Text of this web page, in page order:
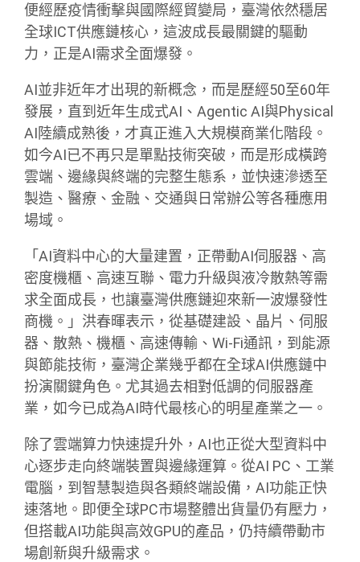
便經歷疫情衝擊與國際經貿變局，臺灣依然穩居
全球ICT供應鏈核心，這波成長最關鍵的驅動
力，正是AI需求全面爆發。
AI並非近年才出現的新概念，而是歷經50至60年
發展，直到近年生成式AI、Agentic AI與Physical
AI陸續成熟後，才真正進入大規模商業化階段。
如今AI已不再只是單點技術突破，而是形成橫跨
雲端、邊緣與終端的完整生態系，並快速滲透至
製造、醫療、金融、交通與日常辦公等各種應用
場域。
「AI資料中心的大量建置，正帶動AI伺服器、高
密度機櫃、高速互聯、電力升級與液冷散熱等需
求全面成長，也讓臺灣供應鏈迎來新一波爆發性
商機。」洪春暉表示，從基礎建設、晶片、伺服
器、散熱、機櫃、高速傳輸、Wi-Fi通訊，到能源
與節能技術，臺灣企業幾乎都在全球AI供應鏈中
扮演關鍵角色。尤其過去相對低調的伺服器產
業，如今已成為AI時代最核心的明星產業之一。
除了雲端算力快速提升外，AI也正從大型資料中
心逐步走向終端裝置與邊緣運算。從AI PC、工業
電腦，到智慧製造與各類終端設備，AI功能正快
速落地。即便全球PC市場整體出貨量仍有壓力，
但搭載AI功能與高效GPU的產品，仍持續帶動市
場創新與升級需求。